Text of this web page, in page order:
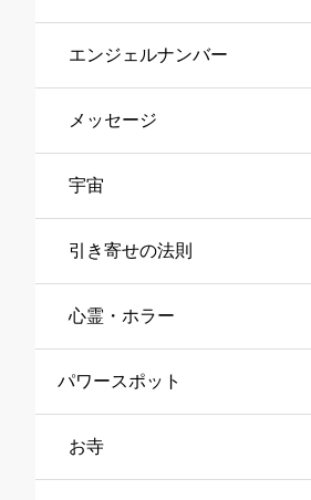
エンジェルナンバー
メッセージ
宇宙
引き寄せの法則
心霊・ホラー
パワースポット
お寺